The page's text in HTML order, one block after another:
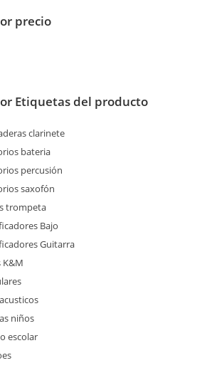
precio
Etiquetas del producto
clarinete
bateria
percusión
saxofón
trompeta
Bajo
Guitarra
K&M
niños
escolar